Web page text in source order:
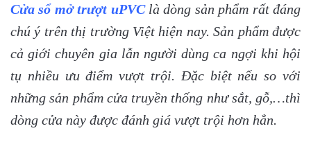
Cửa sổ mở trượt uPVClà dòng sản phẩm rất đáng
chú ý trên thị trường Việt hiện nay. Sản phẩm được
cả giới chuyên gia lẫn người dùng ca ngợi khi hội
tụ nhiều ưu điểm vượt trội. Đặc biệt nếu so với
những sản phẩm cửa truyền thống như sắt, gỗ,…thì
dòng cửa này được đánh giá vượt trội hơn hẳn.
There are no reviews yet.
Only logged in customers who have purchased this
product may leave a review.